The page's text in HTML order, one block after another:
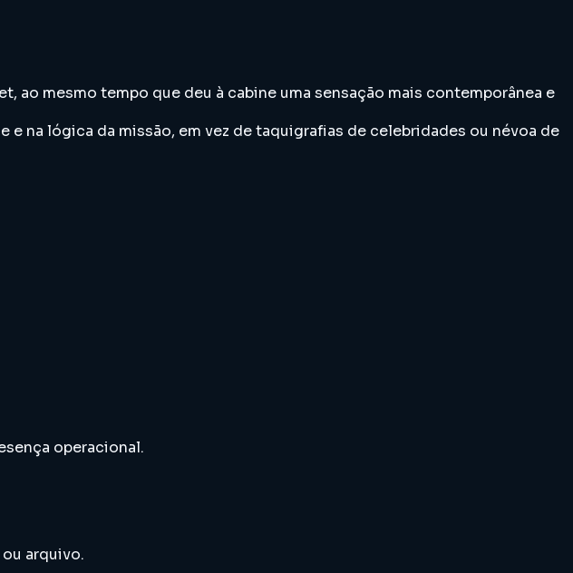
mesmo tempo que deu à cabine uma sensação mais contemporânea e
na lógica da missão, em vez de taquigrafias de celebridades ou névoa de
operacional.
arquivo.